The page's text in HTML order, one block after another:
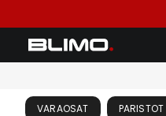
VARAOSAT PARISTOT